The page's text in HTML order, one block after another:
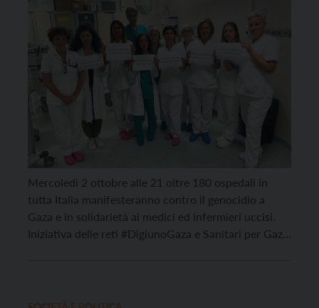
Mercoledì 2 ottobre alle 21 oltre 180 ospedali in
tutta Italia manifesteranno contro il genocidio a
Gaza e in solidarietà ai medici ed infermieri uccisi.
Iniziativa delle reti #DigiunoGaza e Sanitari per Gaza.